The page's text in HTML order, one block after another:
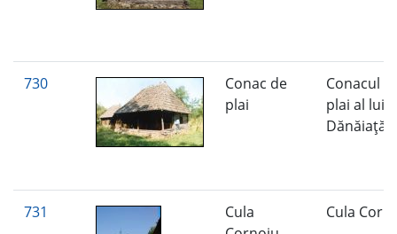
730
Conac de
plai
Conacul
plai al lui
Dănăiaţă
731
Cula
Cula